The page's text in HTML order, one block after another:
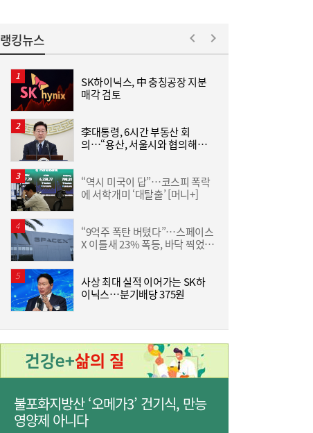
11:20
“역시 미국이 답”…코스피 폭락에 서학개미
‘대탈출’ [머니+]
11:15
이쯤되면 ‘내홍위’…국힘 윤리위원 또 사퇴,
윤리위 내부 갈등 확산
랭킹뉴스
SK하이닉스, 中 충칭공장 지분
매각 검토
李대통령, 6시간 부동산 회
의…“용산, 서울시와 협의해야”
“역시 미국이 답”…코스피 폭락
에 서학개미 ‘대탈출’ [머니+]
“9억주 폭탄 버텼다”…스페이스
X 이틀새 23% 폭등, 바닥 찍었나
사상 최대 실적 이어가는 SK하
이닉스…분기배당 375원
불포화지방산 ‘오메가3’ 건기식, 만능
영양제 아니다